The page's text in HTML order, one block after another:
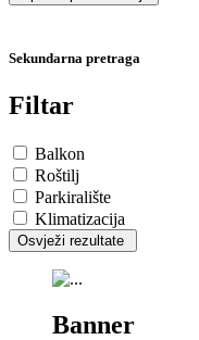
Sekundarna pretraga
Filtar
Balkon
Roštilj
Parkiralište
Klimatizacija
Osvježi rezultate
Banner